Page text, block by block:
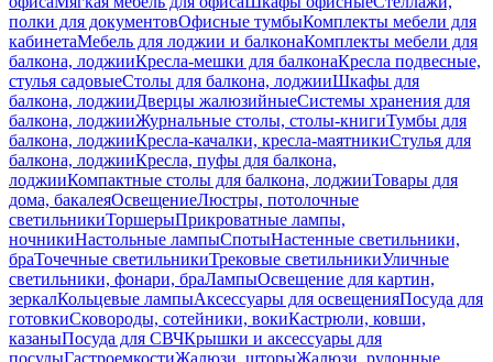
полки для документовОфисные тумбыКомплекты мебели для
кабинетаМебель для лоджии и балконаКомплекты мебели для
балкона, лоджииКресла-мешки для балконаКресла подвесные,
стулья садовыеСтолы для балкона, лоджииШкафы для
балкона, лоджииДверцы жалюзийныеСистемы хранения для
балкона, лоджииЖурнальные столы, столы-книгиТумбы для
балкона, лоджииКресла-качалки, кресла-маятникиСтулья для
балкона, лоджииКресла, пуфы для балкона,
лоджииКомпактные столы для балкона, лоджииТовары для
дома, бакалеяОсвещениеЛюстры, потолочные
светильникиТоршерыПрикроватные лампы,
ночникиНастольные лампыСпотыНастенные светильники,
браТочечные светильникиТрековые светильникиУличные
светильники, фонари, браЛампыОсвещение для картин,
зеркалКольцевые лампыАксессуары для освещенияПосуда для
готовкиСковороды, сотейники, вокиКастрюли, ковши,
казаныПосуда для СВЧКрышки и аксессуары для
посудыГастроемкостиЖалюзи, шторыЖалюзи, рулонные